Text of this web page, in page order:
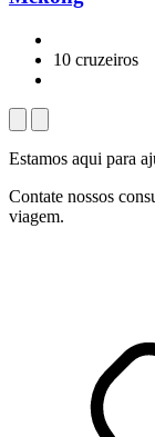
10 cruzeiros
Estamos aqui para
Contate nossos
viagem.